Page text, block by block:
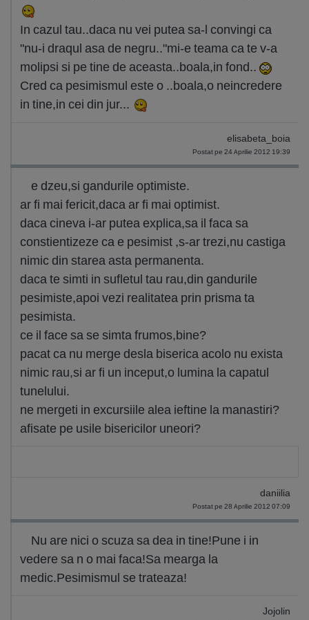
In cazul tau..daca nu vei putea sa-l convingi ca
"nu-i draqul asa de negru.."mi-e teama ca te v-a
molipsi si pe tine de aceasta..boala,in fond..
Cred ca pesimismul este o ..boala,o neincredere
in tine,in cei din jur...
elisabeta_boia
Postat pe 24 Aprilie 2012 19:39
e dzeu,si gandurile optimiste.
ar fi mai fericit,daca ar fi mai optimist.
daca cineva i-ar putea explica,sa il faca sa
constientizeze ca e pesimist ,s-ar trezi,nu castiga
nimic din starea asta permanenta.
daca te simti in sufletul tau rau,din gandurile
pesimiste,apoi vezi realitatea prin prisma ta
pesimista.
ce il face sa se simta frumos,bine?
pacat ca nu merge desla biserica acolo nu exista
nimic rau,si ar fi un inceput,o lumina la capatul
tunelului.
ne mergeti in excursiile alea ieftine la manastiri?
afisate pe usile bisericilor uneori?
daniilia
Postat pe 28 Aprilie 2012 07:09
Nu are nici o scuza sa dea in tine!Pune i in
vedere sa n o mai faca!Sa mearga la
medic.Pesimismul se trateaza!
Jojolin